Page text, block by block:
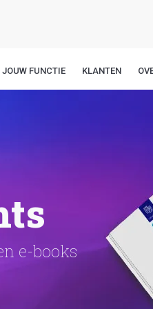
JOUW FUNCTIE KLANTEN
e-books